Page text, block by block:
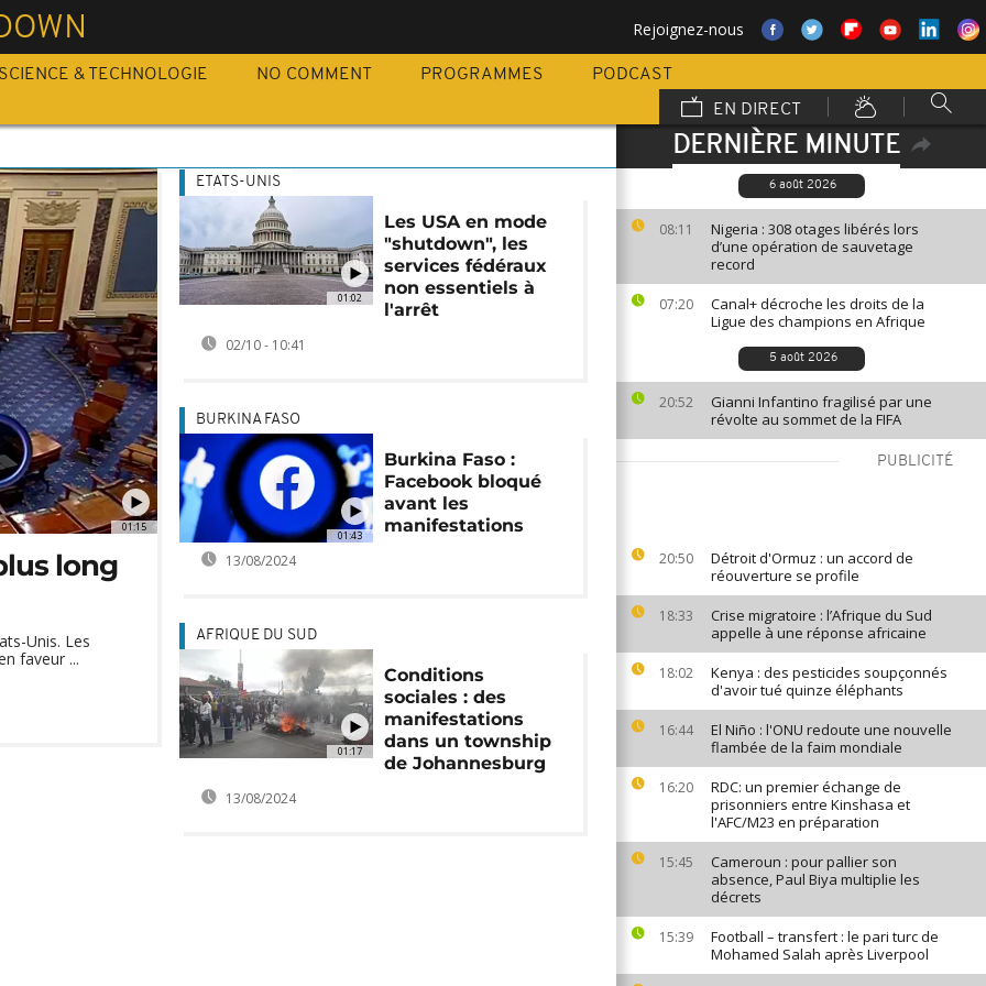
Rejoignez-nous
SCIENCE & TECHNOLOGIE NO COMMENT PROGRAMMES
PODCAST
EN DIRECT
DERNIÈRE MINUTE
6 août 2026
08:11
Nigeria : 308 otages libérés lors
d’une opération de sauvetage
record
07:20
Canal+ décroche les droits de la
Ligue des champions en Afrique
5 août 2026
20:52
Gianni Infantino fragilisé par une
révolte au sommet de la FIFA
PUBLICITÉ
20:50
Détroit d'Ormuz : un accord de
réouverture se profile
18:33
Crise migratoire : l’Afrique du Sud
appelle à une réponse africaine
18:02
Kenya : des pesticides soupçonnés
d'avoir tué quinze éléphants
16:44
El Niño : l'ONU redoute une nouvelle
flambée de la faim mondiale
16:20
RDC: un premier échange de
prisonniers entre Kinshasa et
l'AFC/M23 en préparation
15:45
Cameroun : pour pallier son
absence, Paul Biya multiplie les
décrets
15:39
Football – transfert : le pari turc de
Mohamed Salah après Liverpool
01:15
long
Unis. Les
faveur ...
01:02
ETATS-UNIS
Les USA en mode
"shutdown", les
services fédéraux
non essentiels à
l'arrêt
02/10 - 10:41
01:43
BURKINA FASO
Burkina Faso :
Facebook bloqué
avant les
manifestations
13/08/2024
01:17
AFRIQUE DU SUD
Conditions
sociales : des
manifestations
dans un township
de Johannesburg
13/08/2024